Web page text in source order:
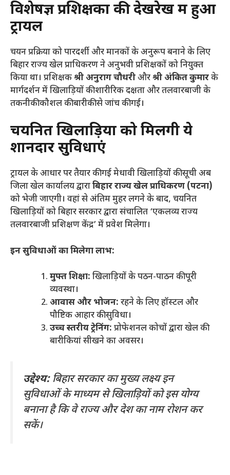
विशेषज्ञ प्रशिक्षकों की देखरेख में हुआ
ट्रायल
​चयन प्रक्रिया को पारदर्शी और मानकों के अनुरूप बनाने के लिए
बिहार राज्य खेल प्राधिकरण ने अनुभवी प्रशिक्षकों को नियुक्त
किया था। प्रशिक्षकश्री अनुराग चौधरीऔरश्री अंकित कुमारके
मार्गदर्शन में खिलाड़ियों की शारीरिक दक्षता और तलवारबाजी के
तकनीकी कौशल की बारीकी से जांच की गई।
चयनित खिलाड़ियों को मिलेंगी ये
शानदार सुविधाएं
​ट्रायल के आधार पर तैयार की गई मेधावी खिलाड़ियों की सूची अब
जिला खेल कार्यालय द्वाराबिहार राज्य खेल प्राधिकरण (पटना)
को भेजी जाएगी। वहां से अंतिम मुहर लगने के बाद, चयनित
खिलाड़ियों को बिहार सरकार द्वारा संचालित ‘एकलव्य राज्य
तलवारबाजी प्रशिक्षण केंद्र’ में प्रवेश मिलेगा।
इन सुविधाओं का मिलेगा लाभ:
मुफ्त शिक्षा: खिलाड़ियों के पठन-पाठन की पूरी
व्यवस्था।
आवास और भोजन: रहने के लिए हॉस्टल और
पौष्टिक आहार की सुविधा।
उच्च स्तरीय ट्रेनिंग: प्रोफेशनल कोचों द्वारा खेल की
बारीकियां सीखने का अवसर।
उद्देश्य:बिहार सरकार का मुख्य लक्ष्य इन
सुविधाओं के माध्यम से खिलाड़ियों को इस योग्य
बनाना है कि वे राज्य और देश का नाम रोशन कर
सकें।